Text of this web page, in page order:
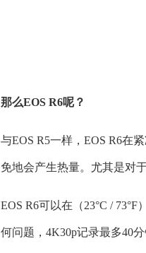
那么EOS R6呢？
与EOS R5一样，EOS R6在
免地会产生热量。尤其是对
EOS R6可以在（23°C /
何问题，4K30p记录最多40分